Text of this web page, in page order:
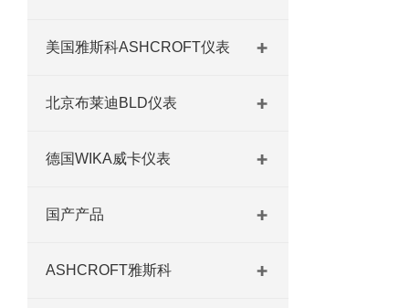
美国雅斯科ASHCROFT仪表
北京布莱迪BLD仪表
德国WIKA威卡仪表
国产产品
ASHCROFT雅斯科